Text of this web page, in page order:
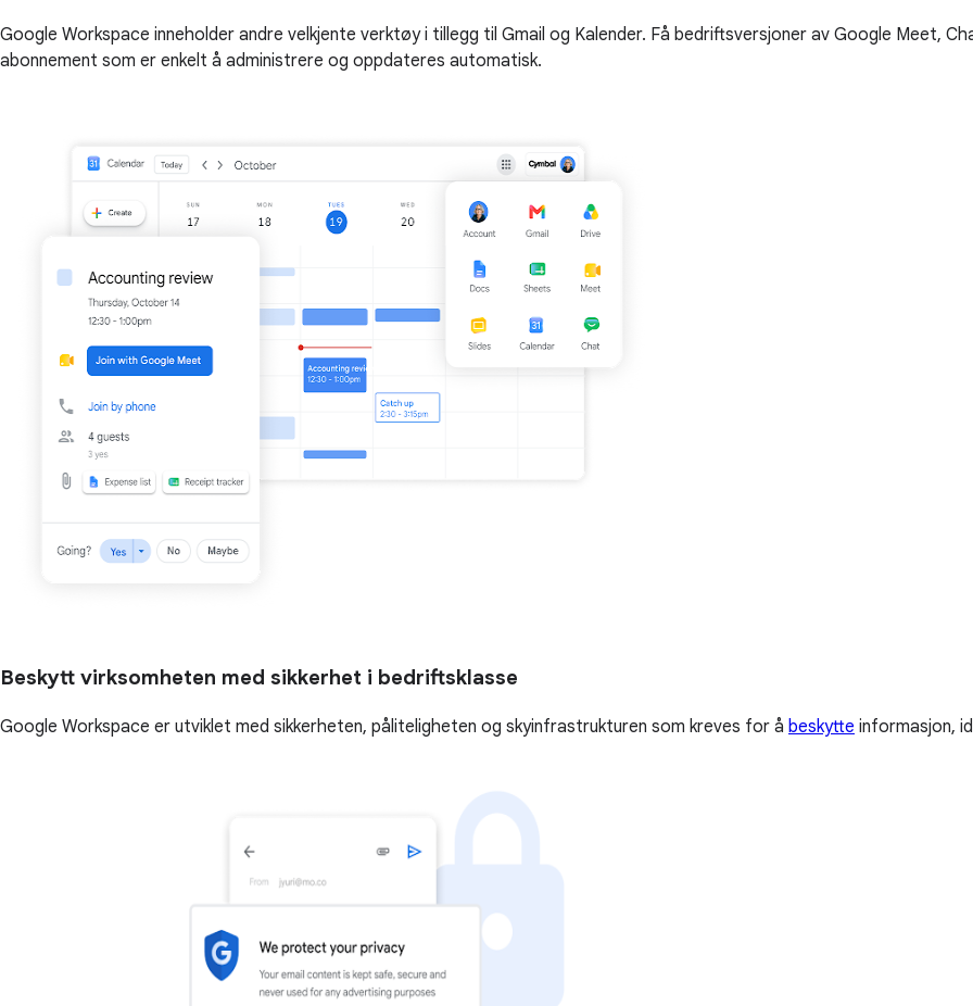
Google Workspace inneholder andre velkjente verktøy i tillegg til Gmail og Kalender. Få bedriftsversjoner av Google Meet,
abonnement som er enkelt å administrere og oppdateres automatisk.
Beskytt virksomheten med sikkerhet i bedriftsklasse
Google Workspace er utviklet med sikkerheten, påliteligheten og skyinfrastrukturen som kreves for å beskytte informasjon,